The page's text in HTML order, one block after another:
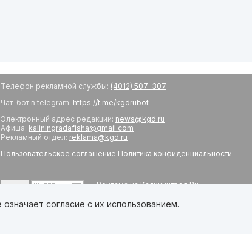
Телефон рекламной службы: (4012) 507-307
Чат-бот в telegram: https://t.me/kgdrubot
Электронный адрес редакции: news@kgd.ru
Афиша: kaliningradafisha@gmail.com
Рекламный отдел: reklama@kgd.ru
Пользовательское соглашение Политика конфиденциальности
Реклама на Калининград.Ru
Обратная связь
согласие с их использованием.